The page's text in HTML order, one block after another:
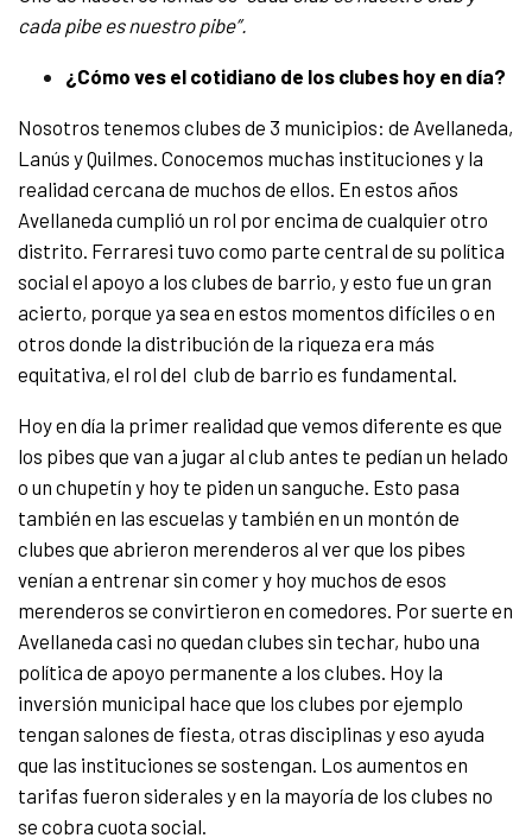
cada pibe es nuestro pibe”.
¿Cómo ves el cotidiano de los clubes hoy en día?
Nosotros tenemos clubes de 3 municipios: de Avellaneda,
Lanús y Quilmes. Conocemos muchas instituciones y la
realidad cercana de muchos de ellos. En estos años
Avellaneda cumplió un rol por encima de cualquier otro
distrito. Ferraresi tuvo como parte central de su política
social el apoyo a los clubes de barrio, y esto fue un gran
acierto, porque ya sea en estos momentos difíciles o en
otros donde la distribución de la riqueza era más
equitativa, el rol del club de barrio es fundamental.
Hoy en día la primer realidad que vemos diferente es que
los pibes que van a jugar al club antes te pedían un helado
o un chupetín y hoy te piden un sanguche. Esto pasa
también en las escuelas y también en un montón de
clubes que abrieron merenderos al ver que los pibes
venían a entrenar sin comer y hoy muchos de esos
merenderos se convirtieron en comedores. Por suerte en
Avellaneda casi no quedan clubes sin techar, hubo una
política de apoyo permanente a los clubes. Hoy la
inversión municipal hace que los clubes por ejemplo
tengan salones de fiesta, otras disciplinas y eso ayuda
que las instituciones se sostengan. Los aumentos en
tarifas fueron siderales y en la mayoría de los clubes no
se cobra cuota social.